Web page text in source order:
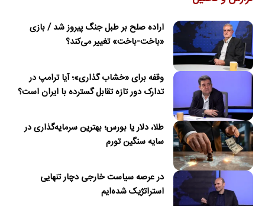
اراده صلح بر طبل جنگ پیروز شد / بازی
«باخت-باخت» تغییر می‌کند؟
وقفه برای «خشاب گذاری»؛ آیا ترامپ در
تدارک دور تازه تقابل گسترده با ایران است؟
طلا، دلار یا بورس؛ بهترین سرمایه‌گذاری در
سایه سنگین تورم
در عرصه سیاست خارجی دچار تنهایی
استراتژیک شده‌ایم